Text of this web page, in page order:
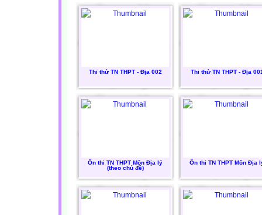
Thi thử TN THPT - Địa 002 Thi thử TN THPT - Địa
Ôn thi TN THPT Môn Địa lý
(theo chủ đề)
Ôn thi TN THPT Môn Địa